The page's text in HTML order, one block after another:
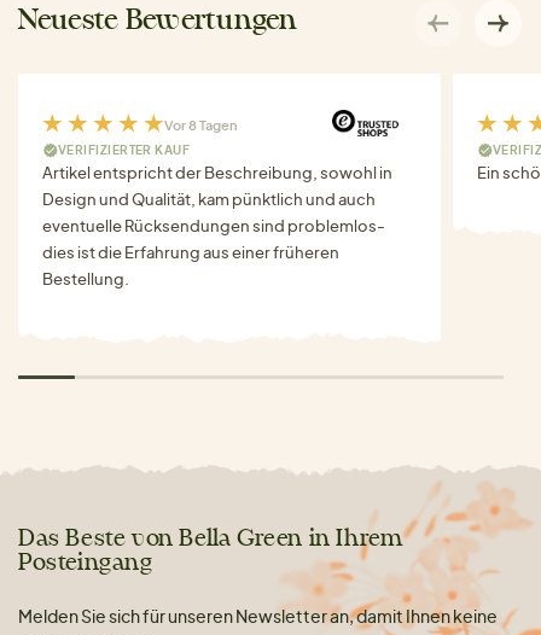
Neueste Bewertungen
Vor 8 Tagen
VERIFIZIERTER KAUF
Artikel entspricht der Beschreibung, sowohl in
Design und Qualität, kam pünktlich und auch
eventuelle Rücksendungen sind problemlos-
dies ist die Erfahrung aus einer früheren
Bestellung.
Ein
Das Beste von Bella Green in Ihrem
Posteingang
Melden Sie sich für unseren Newsletter an, damit Ihnen keine